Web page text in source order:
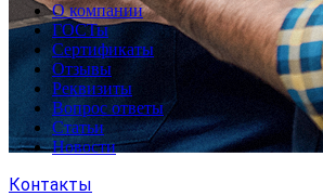
О компании
ГОСТы
Сертификаты
Отзывы
Реквизиты
Вопрос ответы
Статьи
Новости
Контакты